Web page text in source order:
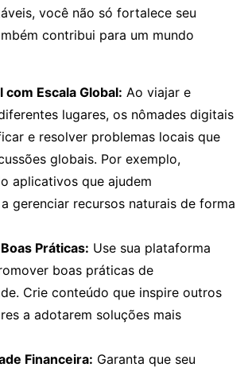
você não só fortalece seu
contribui para um mundo
com Escala Global: Ao viajar e
lugares, os nômades digitais
e resolver problemas locais que
globais. Por exemplo,
aplicativos que ajudem
gerenciar recursos naturais de forma
Práticas: Use sua plataforma
boas práticas de
Crie conteúdo que inspire outros
a adotarem soluções mais
Financeira: Garanta que seu